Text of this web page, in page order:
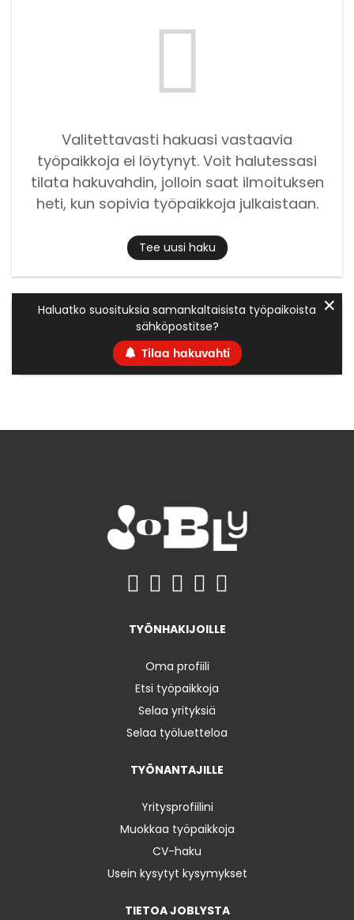
Valitettavasti hakuasi vastaavia
työpaikkoja ei löytynyt. Voit halutessasi
tilata hakuvahdin, jolloin saat ilmoituksen
heti, kun sopivia työpaikkoja julkaistaan.
Tee uusi haku
Haluatko suosituksia samankaltaisista työpaikoista
sähköpostitse?
Tilaa hakuvahti
✕
TYÖNHAKIJOILLE
Oma profiili
Etsi työpaikkoja
Selaa yrityksiä
Selaa työluetteloa
TYÖNANTAJILLE
Yritysprofiilini
Muokkaa työpaikkoja
CV-haku
Usein kysytyt kysymykset
TIETOA JOBLYSTA